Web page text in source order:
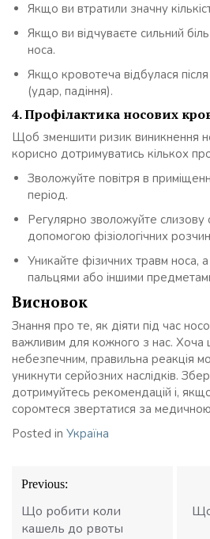
Якщо ви втратили значну
Якщо ви відчуваєте сильний
носа.
Якщо кровотеча відбулася
(удар, падіння).
4. Профілактика носових
Щоб зменшити ризик виникнення
корисно дотримуватись кількох
Зволожуйте повітря в
період.
Регулярно зволожуйте слизову
допомогою фізіологічних
Уникайте фізичних травм носа,
пальцями або іншими
Висновок
Знання про те, як діяти під час
важливим для кожного з нас. Хоча
небезпечним, правильна реакція
уникнути серйозних наслідків.
дотримуйтесь рекомендацій і,
соромтеся звертатися за
Posted in Україна
Навігація
записів
Previous:
Що робити коли
кашель до рвоты